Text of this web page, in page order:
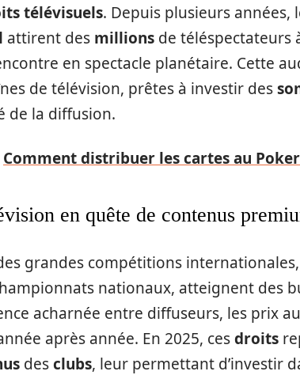
télévisuels. Depuis plusieurs années,
attirent des millions de téléspectateurs
en spectacle planétaire. Cette
de télévision, prêtes à investir des
de la diffusion.
Comment distribuer les cartes au
en quête de contenus
grandes compétitions
nationaux, atteignent des
acharnée entre diffuseurs, les prix
après année. En 2025, cesdroits
desclubs, leur permettant d’investir